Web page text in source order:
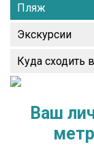
Пляж
Экскурсии
Куда сходить
Ваш